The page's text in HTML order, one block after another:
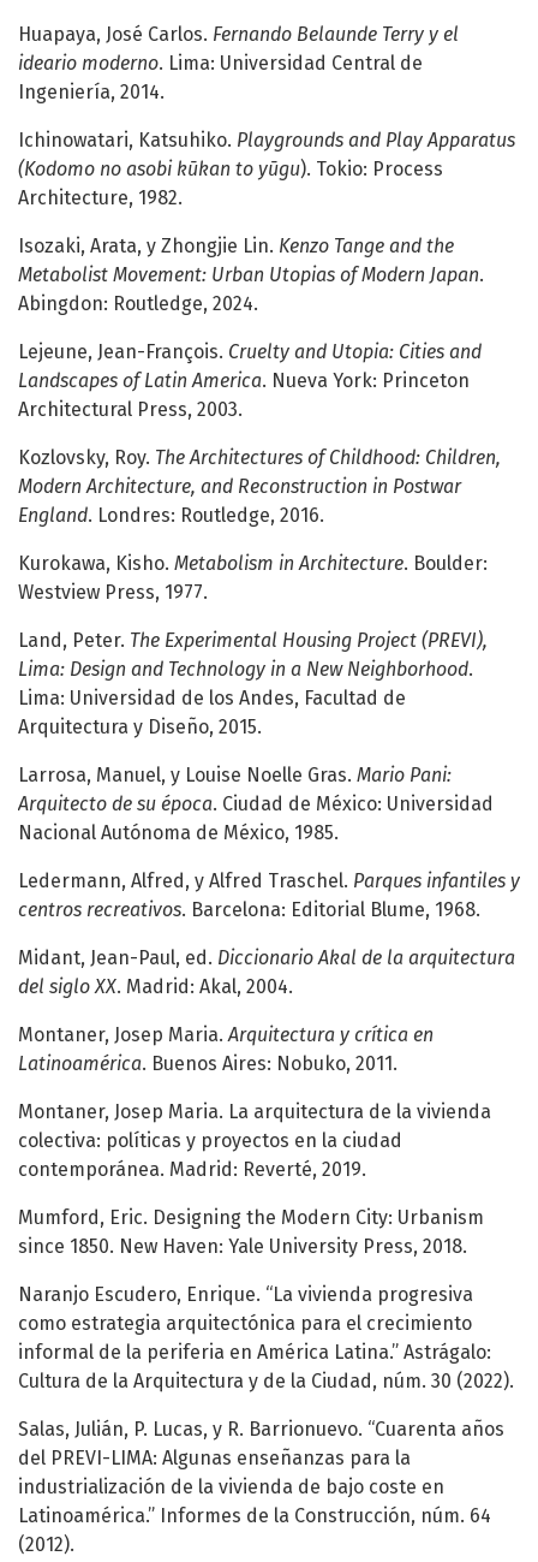
Huapaya, José Carlos. Fernando Belaunde Terry y el
ideario moderno. Lima: Universidad Central de
Ingeniería, 2014.
Ichinowatari, Katsuhiko. Playgrounds and Play Apparatus
(Kodomo no asobi kūkan to yūgu). Tokio: Process
Architecture, 1982.
Isozaki, Arata, y Zhongjie Lin. Kenzo Tange and the
Metabolist Movement: Urban Utopias of Modern Japan.
Abingdon: Routledge, 2024.
Lejeune, Jean-François. Cruelty and Utopia: Cities and
Landscapes of Latin America. Nueva York: Princeton
Architectural Press, 2003.
Kozlovsky, Roy. The Architectures of Childhood: Children,
Modern Architecture, and Reconstruction in Postwar
England. Londres: Routledge, 2016.
Kurokawa, Kisho. Metabolism in Architecture. Boulder:
Westview Press, 1977.
Land, Peter. The Experimental Housing Project (PREVI),
Lima: Design and Technology in a New Neighborhood.
Lima: Universidad de los Andes, Facultad de
Arquitectura y Diseño, 2015.
Larrosa, Manuel, y Louise Noelle Gras. Mario Pani:
Arquitecto de su época. Ciudad de México: Universidad
Nacional Autónoma de México, 1985.
Ledermann, Alfred, y Alfred Traschel. Parques infantiles y
centros recreativos. Barcelona: Editorial Blume, 1968.
Midant, Jean-Paul, ed. Diccionario Akal de la arquitectura
del siglo XX. Madrid: Akal, 2004.
Montaner, Josep Maria.Arquitectura y crítica en
Latinoamérica. Buenos Aires: Nobuko, 2011.
Montaner, Josep Maria. La arquitectura de la vivienda
colectiva: políticas y proyectos en la ciudad
contemporánea. Madrid: Reverté, 2019.
Mumford, Eric. Designing the Modern City: Urbanism
since 1850. New Haven: Yale University Press, 2018.
Naranjo Escudero, Enrique. “La vivienda progresiva
como estrategia arquitectónica para el crecimiento
informal de la periferia en América Latina.” Astrágalo:
Cultura de la Arquitectura y de la Ciudad, núm. 30 (2022).
Salas, Julián, P. Lucas, y R. Barrionuevo. “Cuarenta años
del PREVI-LIMA: Algunas enseñanzas para la
industrialización de la vivienda de bajo coste en
Latinoamérica.” Informes de la Construcción, núm. 64
(2012).